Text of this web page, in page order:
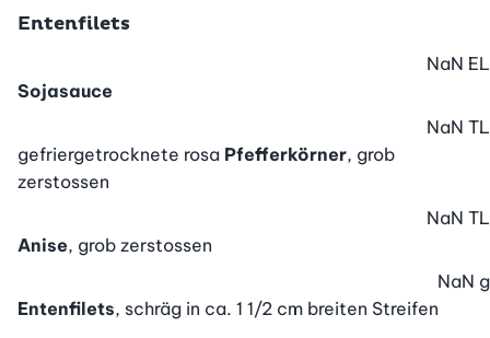
Entenfilets
Sojasauce
NaN EL
gefriergetrocknete rosa Pfefferkörner, grob
zerstossen
NaN TL
Anise, grob zerstossen
NaN TL
Entenfilets, schräg in ca. 1 1/2 cm breiten Streifen
NaN g